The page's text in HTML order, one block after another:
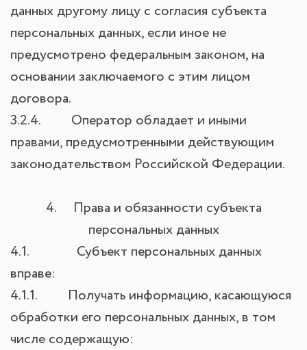
данных другому лицу с согласия субъекта
персональных данных, если иное не
предусмотрено федеральным законом, на
основании заключаемого с этим лицом
договора.
3.2.4. Оператор обладает и иными
правами, предусмотренными действующим
законодательством Российской Федерации.
4. Права и обязанности субъекта
персональных данных
4.1. Субъект персональных данных
вправе:
4.1.1. Получать информацию, касающуюся
обработки его персональных данных, в том
числе содержащую: